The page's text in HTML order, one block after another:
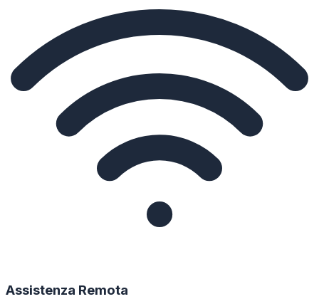
Assistenza Remota